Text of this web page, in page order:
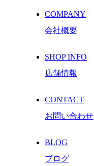
COMPANY
会社概要
SHOP INFO
店舗情報
CONTACT
お問い合わせ
BLOG
ブログ